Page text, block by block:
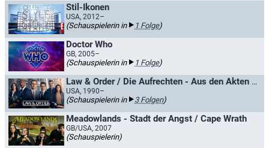
Stil-Ikonen
USA, 2012–
(Schauspielerin in 1 Folge)
Doctor Who
GB, 2005–
(Schauspielerin in 1 Folge)
Law & Order / Die Aufrechten - Aus den Akten der Straße
USA, 1990–
(Schauspielerin in 3 Folgen)
Meadowlands - Stadt der Angst / Cape Wrath
GB/USA, 2007
(Schauspielerin)